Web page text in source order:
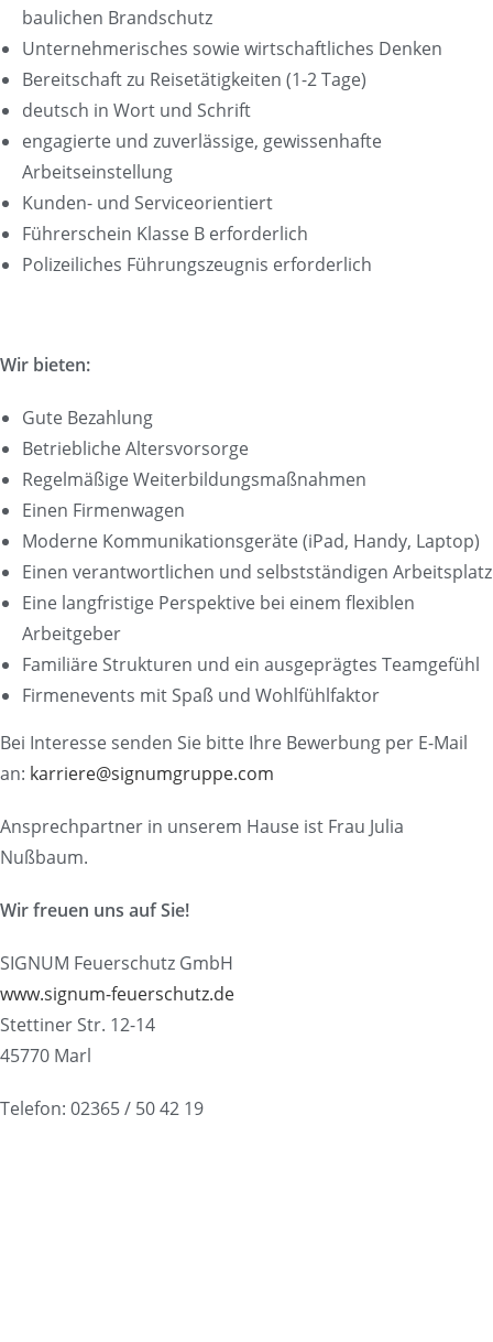
baulichen Brandschutz
Unternehmerisches sowie wirtschaftliches Denken
Bereitschaft zu Reisetätigkeiten (1-2 Tage)
deutsch in Wort und Schrift
engagierte und zuverlässige, gewissenhafte
Arbeitseinstellung
Kunden- und Serviceorientiert
Führerschein Klasse B erforderlich
Polizeiliches Führungszeugnis erforderlich
Wir bieten:
Gute Bezahlung
Betriebliche Altersvorsorge
Regelmäßige Weiterbildungsmaßnahmen
Einen Firmenwagen
Moderne Kommunikationsgeräte (iPad, Handy, Laptop)
Einen verantwortlichen und selbstständigen Arbeitsplatz
Eine langfristige Perspektive bei einem flexiblen
Arbeitgeber
Familiäre Strukturen und ein ausgeprägtes Teamgefühl
Firmenevents mit Spaß und Wohlfühlfaktor
Bei Interesse senden Sie bitte Ihre Bewerbung per E-Mail
an: karriere@signumgruppe.com
Ansprechpartner in unserem Hause ist Frau Julia
Nußbaum.
Wir freuen uns auf Sie!
SIGNUM Feuerschutz GmbH
www.signum-feuerschutz.de
Stettiner Str. 12-14
45770 Marl
Telefon: 02365 / 50 42 19